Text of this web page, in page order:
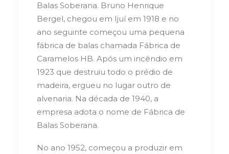
Balas Soberana. Bruno Henrique
Bergel, chegou em Ijuí em 1918 e no
ano seguinte começou uma pequena
fábrica de balas chamada Fábrica de
Caramelos HB. Após um incêndio em
1923 que destruiu todo o prédio de
madeira, ergueu no lugar outro de
alvenaria. Na década de 1940, a
empresa adota o nome de Fábrica de
Balas Soberana.
No ano 1952, começou a produzir em